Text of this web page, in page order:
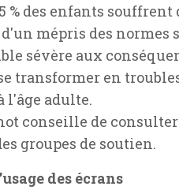
% des enfants
mépris des normes
sévère aux
transformer en
l'âge adulte.
conseille de
groupes de soutien.
des écrans